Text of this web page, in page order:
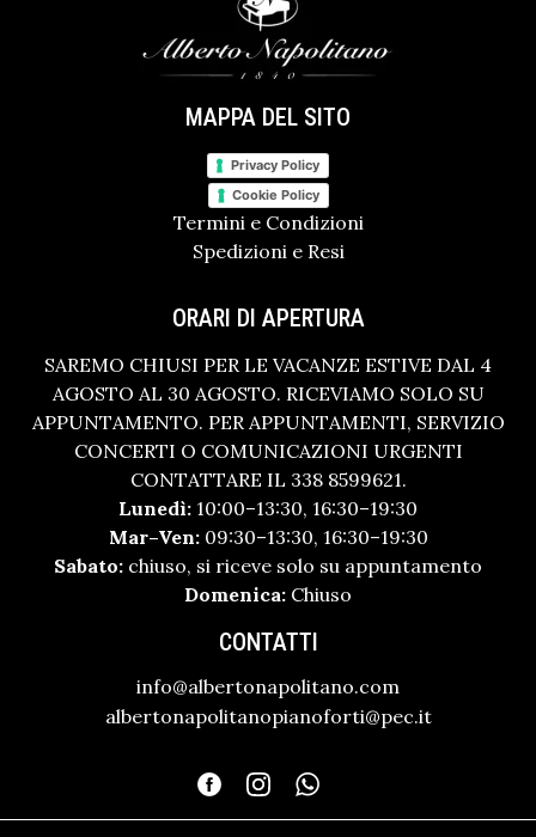
MAPPA DEL SITO
Privacy Policy
Cookie Policy
Termini e Condizioni
Spedizioni e Resi
ORARI DI APERTURA
SAREMO CHIUSI PER LE VACANZE ESTIVE DAL 4
AGOSTO AL 30 AGOSTO. RICEVIAMO SOLO SU
APPUNTAMENTO. PER APPUNTAMENTI, SERVIZIO
CONCERTI O COMUNICAZIONI URGENTI
CONTATTARE IL 338 8599621.
Lunedì: 10:00–13:30, 16:30–19:30
Mar–Ven:09:30–13:30, 16:30–19:30
Sabato: chiuso, si riceve solo su appuntamento
Domenica: Chiuso
CONTATTI
info@albertonapolitano.com
albertonapolitanopianoforti@pec.it